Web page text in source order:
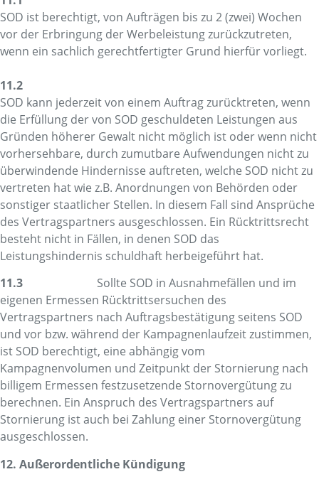
SOD ist berechtigt, von Aufträgen bis zu 2 (zwei) Wochen
vor der Erbringung der Werbeleistung zurückzutreten,
wenn ein sachlich gerechtfertigter Grund hierfür vorliegt.
11.2
SOD kann jederzeit von einem Auftrag zurücktreten, wenn
die Erfüllung der von SOD geschuldeten Leistungen aus
Gründen höherer Gewalt nicht möglich ist oder wenn nicht
vorhersehbare, durch zumutbare Aufwendungen nicht zu
überwindende Hindernisse auftreten, welche SOD nicht zu
vertreten hat wie z.B. Anordnungen von Behörden oder
sonstiger staatlicher Stellen. In diesem Fall sind Ansprüche
des Vertragspartners ausgeschlossen. Ein Rücktrittsrecht
besteht nicht in Fällen, in denen SOD das
Leistungshindernis schuldhaft herbeigeführt hat.
11.3
Sollte SOD in Ausnahmefällen und im
eigenen Ermessen Rücktrittsersuchen des
Vertragspartners nach Auftragsbestätigung seitens SOD
und vor bzw. während der Kampagnenlaufzeit zustimmen,
ist SOD berechtigt, eine abhängig vom
Kampagnenvolumen und Zeitpunkt der Stornierung nach
billigem Ermessen festzusetzende Stornovergütung zu
berechnen. Ein Anspruch des Vertragspartners auf
Stornierung ist auch bei Zahlung einer Stornovergütung
ausgeschlossen.
12. Außerordentliche Kündigung